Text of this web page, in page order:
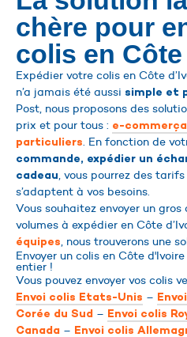
chère pour
colis en
Expédier votre colis en Côte
n’a jamais été aussi simple et
Post, nous proposons des
prix et pour tous : e-
particuliers. En fonction de
commande, expédier un
cadeau, vous pourrez des
s’adaptent à vos besoins.
Vous souhaitez envoyer un gros
volumes à expédier en Côte
équipes, nous trouverons une
Envoyer un colis en Côte
entier !
Vous pouvez envoyer vos colis
Envoi colis Etats-Unis –
Corée du Sud – Envoi colis
Canada – Envoi colis